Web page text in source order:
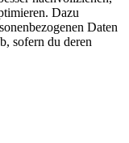
Dazu
Daten
sofern du deren